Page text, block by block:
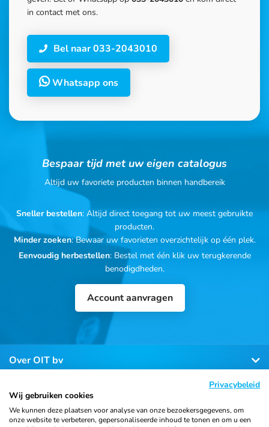
in contact met ons.
Bel naar 033-2043010
Whatsapp ons
Bespaar tijd met uw eigen catalogus
Altijd uw favoriete producten binnen handbereik
Sneller bestellen: Altijd direct toegang tot uw meest gebruikte
producten.
Minder zoeken: Bewaar uw favorieten overzichtelijk op één plek.
Eenvoudig herbestellen: Bestel met één klik uw terugkerende
benodigdheden.
Account aanvragen
Over OIT bv
Klantenservice
Privacybeleid
Wij gebruiken cookies
We kunnen deze plaatsen voor analyse van onze bezoekersgegevens, om
onze website te verbeteren, gepersonaliseerde inhoud te tonen en om u een